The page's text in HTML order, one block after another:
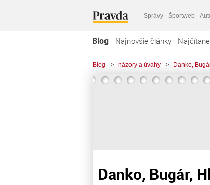
Správy Športweb
Blog Najnovšie články
Blog > názory a úvahy > Danko,
Danko, Bugár,